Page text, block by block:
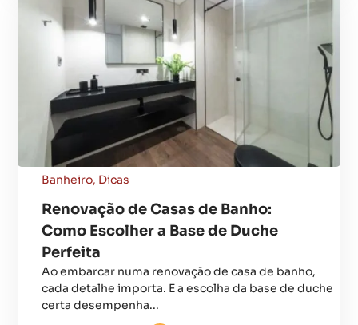
Banheiro, Dicas
Renovação de Casas de Banho:
Como Escolher a Base de Duche
Perfeita
Ao embarcar numa renovação de casa de banho,
cada detalhe importa. E a escolha da base de duche
certa desempenha...